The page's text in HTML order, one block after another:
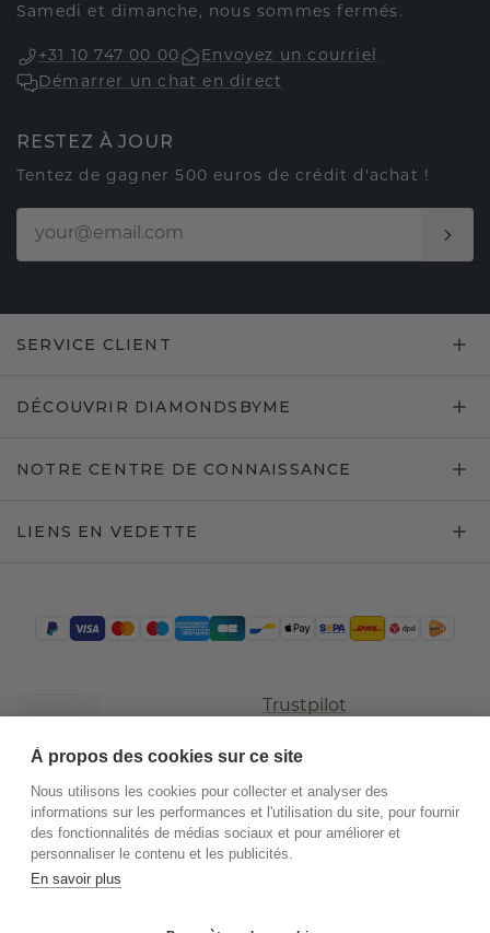
Samedi et dimanche, nous sommes fermés.
+31 10 747 00 00
Envoyez un courriel
Démarrer un chat en direct
RESTEZ À JOUR
Tentez de gagner 500 euros de crédit d'achat !
SERVICE CLIENT
DÉCOUVRIR DIAMONDSBYME
NOTRE CENTRE DE CONNAISSANCE
LIENS EN VEDETTE
Trustpilot
.DiamondsByMe
À propos des cookies sur ce site
Nous utilisons les cookies pour collecter et analyser des
informations sur les performances et l'utilisation du site, pour fournir
des fonctionnalités de médias sociaux et pour améliorer et
personnaliser le contenu et les publicités.
En savoir plus